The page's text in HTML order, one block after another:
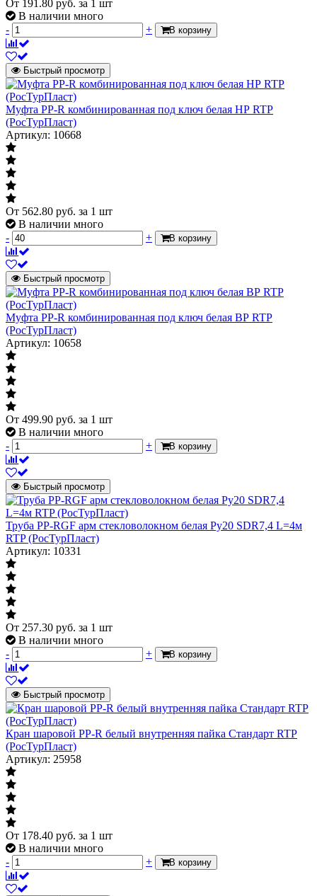
От 191.80 руб. за 1 шт
В наличии много
-
+ В корзину
Быстрый просмотр
Муфта PP-R комбинированная под ключ белая НР RTP
(РосТурПласт)
Артикул: 10668
От 562.80 руб. за 1 шт
В наличии много
-
+ В корзину
Быстрый просмотр
Муфта PP-R комбинированная под ключ белая ВР RTP
(РосТурПласт)
Артикул: 10658
От 499.90 руб. за 1 шт
В наличии много
-
+ В корзину
Быстрый просмотр
Труба PP-RGF арм стекловолокном белая Ру20 SDR7,4 L=4м
RTP (РосТурПласт)
Артикул: 10331
От 257.30 руб. за 1 шт
В наличии много
-
+ В корзину
Быстрый просмотр
Кран шаровой PP-R белый внутренняя пайка Стандарт RTP
(РосТурПласт)
Артикул: 25958
От 178.40 руб. за 1 шт
В наличии много
-
+ В корзину